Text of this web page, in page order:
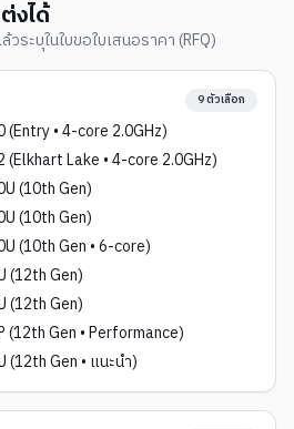
งได้
ระบุในใบขอใบเสนอราคา (RFQ)
9ตัวเลือก
• 4-core 2.0GHz)
Lake • 4-core 2.0GHz)
(10th Gen)
(10th Gen)
(10th Gen • 6-core)
(12th Gen)
(12th Gen)
Gen • Performance)
Gen • แนะนำ)